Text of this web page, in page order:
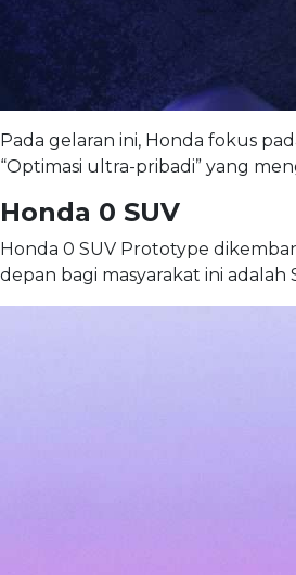
Pada gelaran ini, Honda fokus
“Optimasi ultra-pribadi” yang
Honda 0 SUV
Honda 0 SUV Prototype
depan bagi masyarakat ini